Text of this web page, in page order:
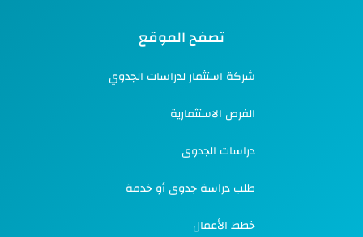
تصفح الموقع
شركة استثمار لدراسات الجدوي
الفرص الاستثمارية
دراسات الجدوى
طلب دراسة جدوى أو خدمة
خطط الأعمال